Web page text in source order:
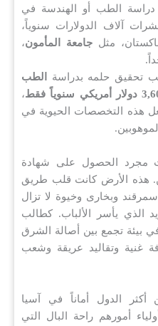
دراسة الطب أو الهندسة في
آلاف الدولارات سنوياً،
مثل جامعة المأمون،
تحقيق حلمه بدراسة
الطب
،
هذه التخصصات الحيوية في
مجرد الحصول على شهادة
هذه الأرض كانت قلب طريق
وبخارى وخيوة لا تزال
الذي يأسر الألباب. كطالب
بيئة تجمع بين أصالة الشرق
غنية وتقاليد عريقة وشعب
الدول أماناً في آسيا
أمورهم راحة البال التي